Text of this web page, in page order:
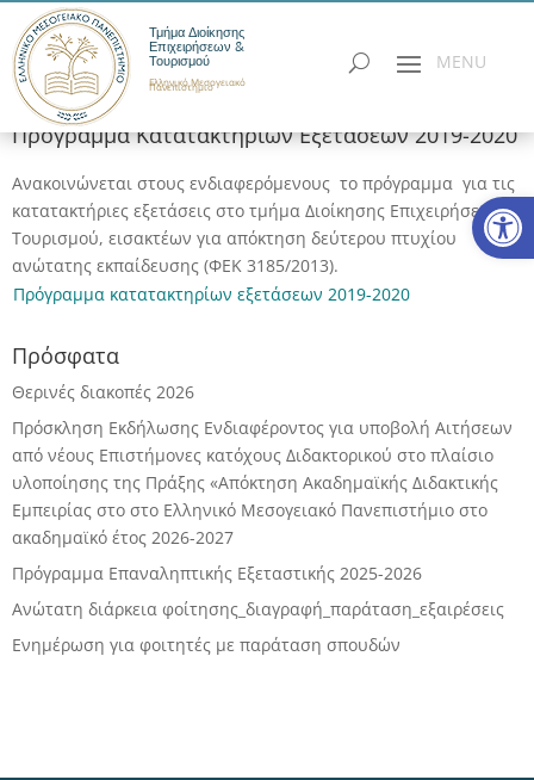
Τμήμα Διοίκησης
Επιχειρήσεων &
Τουρισμού
Ελληνικό Μεσογειακό
Πανεπιστήμιο
Πρόγραμμα Κατατακτηρίων Εξετάσεων 2019-2020
Ανακοινώνεται στους ενδιαφερόμενους το πρόγραμμα για τις
κατατακτήριες εξετάσεις στο τμήμα Διοίκησης Επιχειρήσεων &
Τουρισμού, εισακτέων για απόκτηση δεύτερου πτυχίου
ανώτατης εκπαίδευσης (ΦΕΚ 3185/2013).
Πρόγραμμα κατατακτηρίων εξετάσεων 2019-2020
Πρόσφατα
Θερινές διακοπές 2026
Πρόσκληση Εκδήλωσης Ενδιαφέροντος για υποβολή Αιτήσεων
από νέους Επιστήμονες κατόχους Διδακτορικού στο πλαίσιο
υλοποίησης της Πράξης «Απόκτηση Ακαδημαϊκής Διδακτικής
Εμπειρίας στο στο Ελληνικό Μεσογειακό Πανεπιστήμιο στο
ακαδημαϊκό έτος 2026-2027
Πρόγραμμα Επαναληπτικής Εξεταστικής 2025-2026
Ανώτατη διάρκεια φοίτησης_διαγραφή_παράταση_εξαιρέσεις
Ενημέρωση για φοιτητές με παράταση σπουδών